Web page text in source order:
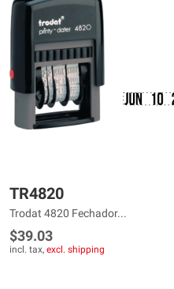
TR4820
Trodat 4820 Fechador...
$39.03
incl. tax, excl. shipping